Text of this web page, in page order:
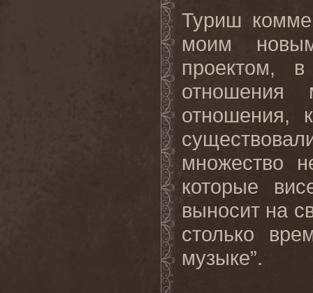
Туриш
моим
проектом,
отношения,
множество
которые
выносит на
столько
музыке”.